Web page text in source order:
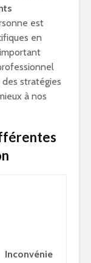
est
en
des stratégies
à nos
Inconvénie